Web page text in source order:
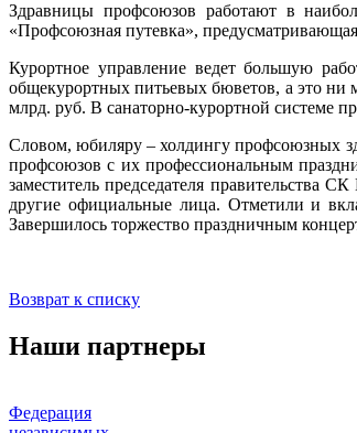
Здравницы профсоюзов работают в
«Профсоюзная путевка»,
Курортное управление ведет большую
общекурортных питьевых бюветов, а это
млрд. руб. В санаторно-курортной системе
Словом, юбиляру – холдингу профсоюзных
профсоюзов с их профессиональным
заместитель председателя
другие официальные лица. Отметили и
Завершилось торжество праздничным
Возврат к списку
Наши партнеры
Федерация